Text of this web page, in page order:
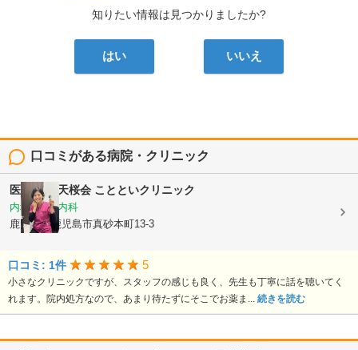
知りたい情報は見つかりましたか?
はい いいえ
口コミがある病院・クリニック
医療法人 天桜会 ことといクリニック
内科, 血液内科
鹿児島県鹿児島市真砂本町13-3
口コミ: 1件 5
小さなクリニックですが、スタッフの感じも良く、先生も丁寧に話を聴いてく
れます。院内処方なので、あまり待たずにそこでお薬ま... 続きを読む